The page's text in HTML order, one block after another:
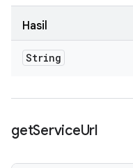
Hasil
String
getServiceUrl